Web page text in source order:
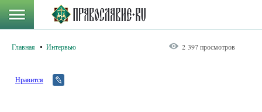
Главная Интервью 2 397 просмотров
Нравится